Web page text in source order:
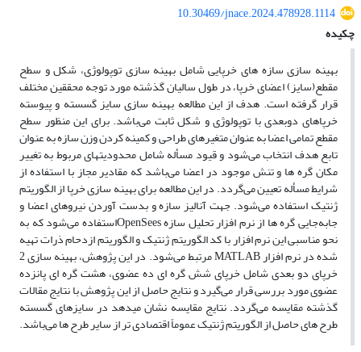
10.30469/jnace.2024.478928.1114
چکیده
بهینه سازی سازه های خرپایی شامل بهینه سازی توپولوژی، شکل و سطح
مقطع(سایز) اعضای خرپا، در طول سالیان گذشته مورد توجه محققین مختلف
قرار گرفته است. هدف از این مطالعه بهینه سازی سایز گسسته و پیوسته
خرپاهای دوبعدی با توپولوژی و شکل ثابت می‌باشد. برای این منظور سطح
مقطع تمامی اعضا به عنوان متغیرهای طراحی و کمینه کردن وزن سازه به عنوان
تابع هدف انتخاب می‌شود و قیود مسأله شامل محدودیتهای مربوط به تغییر
مکان گره ها و تنش موجود در اعضا می‌باشد که مقادیر مجاز با استفاده از
شرایط مسأله تعیین می‌گردد. در این مطالعه برای بهینه سازی خرپا از الگوریتم
ژنتیک استفاده می‌شود. جهت آنالیز سازه و بدست آوردن نیروهای اعضا و
جابه‌جایی گره ها از نرم افزار تحلیل سازه OpenSeesاستفاده می‌شود که به
نحو مناسبی این نرم افزار با کد الگوریتم ژنتیک و الگوریتم ازدحام ذرات تهیه
شده در نرم افزار MATLAB مرتبط می‌شود. در این پژوهش، بهینه سازی 2
خرپای دو بعدی شامل خرپای شش گره ای ده عضوی، هشت گره ای پانزده
عضوی مورد بررسی قرار می‌گیرد و نتایج حاصل از این پژوهش با نتایج مقالات
گذشته مقایسه می‌گردد. نتایج مقایسه نشان میدهد در سایزهای گسسته
طرح های حاصل از الگوریتم ژنتیک عموماً اقتصادی تر از سایر طرح ها می‌باشد.